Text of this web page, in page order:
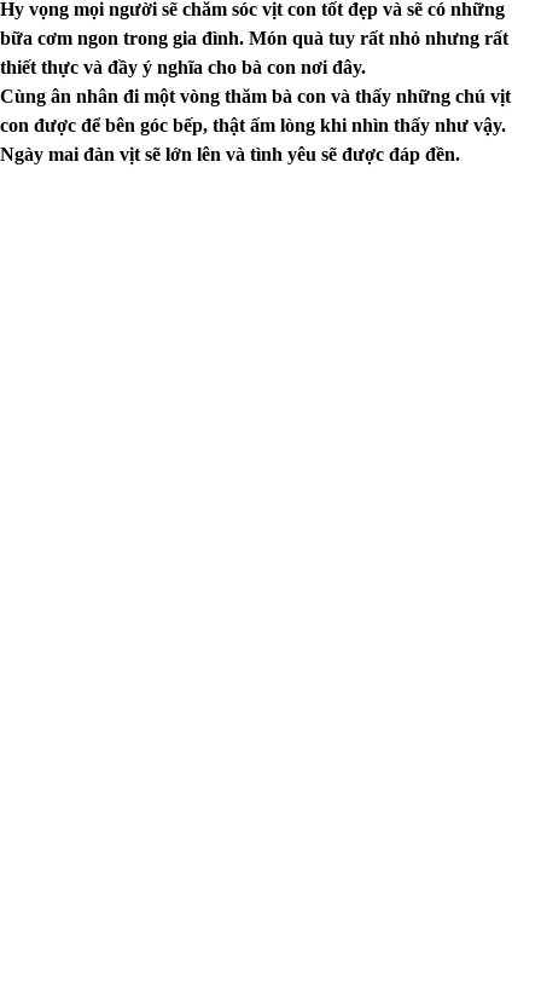
Hy vọng mọi người sẽ chăm sóc vịt con tốt đẹp và sẽ có những
bữa cơm ngon trong gia đình. Món quà tuy rất nhỏ nhưng rất
thiết thực và đầy ý nghĩa cho bà con nơi đây.
Cùng ân nhân đi một vòng thăm bà con và thấy những chú vịt
con được để bên góc bếp, thật ấm lòng khi nhìn thấy như vậy.
Ngày mai đàn vịt sẽ lớn lên và tình yêu sẽ được đáp đền.